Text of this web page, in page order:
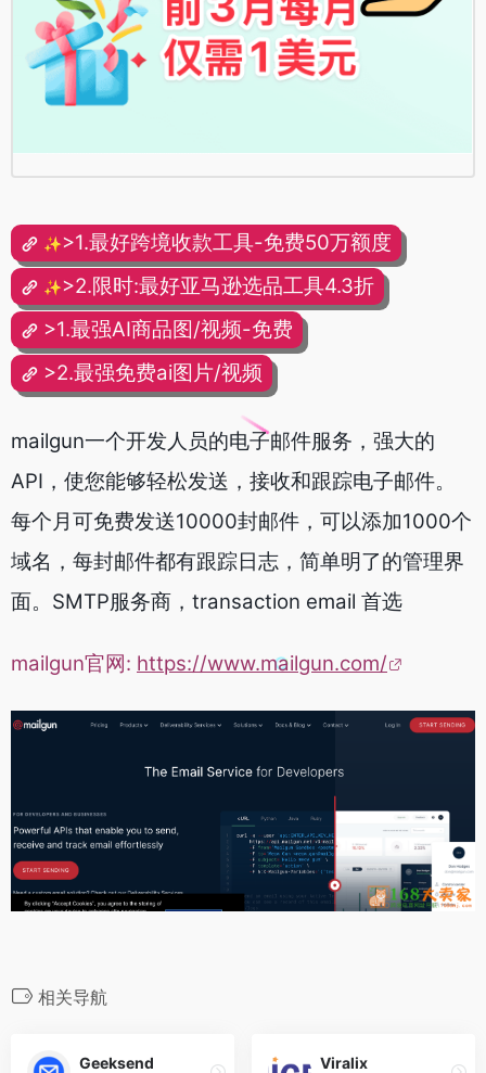
✨>1.最好跨境收款工具-免费50万额度
✨>2.限时:最好亚马逊选品工具4.3折
>1.最强AI商品图/视频-免费
>2.最强免费ai图片/视频
mailgun一个开发人员的电子邮件服务，强大的
API，使您能够轻松发送，接收和跟踪电子邮件。
每个月可免费发送10000封邮件，可以添加1000个
域名，每封邮件都有跟踪日志，简单明了的管理界
面。SMTP服务商，transaction email 首选
mailgun官网: https://www.mailgun.com/
相关导航
Geeksend Viralix